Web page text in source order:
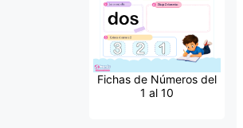
Fichas de Números del
1 al 10